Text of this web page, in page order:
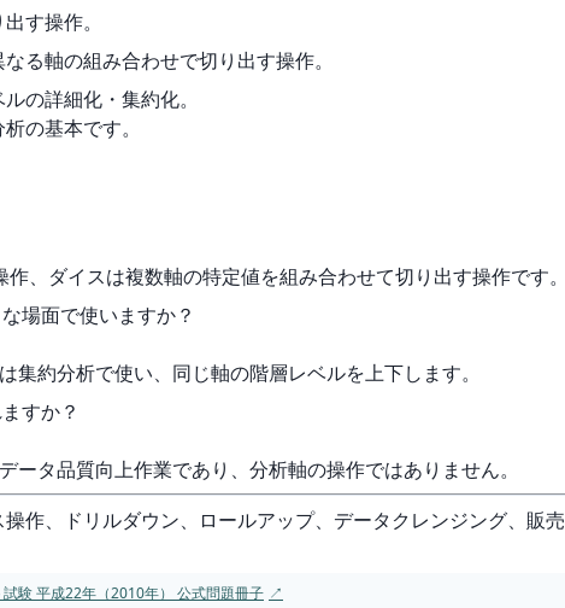
す操作。
る軸の組み合わせで切り出す操作。
の詳細化・集約化。
の基本です。
、ダイスは複数軸の特定値を組み合わせて切り出す操作です
場面で使いますか？
約分析で使い、同じ軸の階層レベルを上下します。
すか？
タ品質向上作業であり、分析軸の操作ではありません。
操作、ドリルダウン、ロールアップ、データクレンジング、販
験 平成22年（2010年） 公式問題冊子 ↗